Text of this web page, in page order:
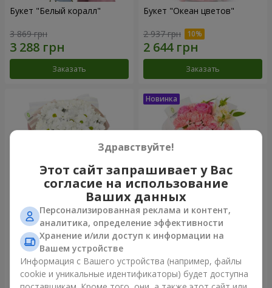
Букет "Белый коралл"
3 869 грн
Заказать
Букет "Океан цветов"
2 937 грн
Заказать
Букет "White happiness"
1 916 грн
Заказать
Букет "Розовый зефир"
Заказать
Здравствуйте!
Этот сайт запрашивает у Вас
согласие на использование
Ваших данных
Персонализированная реклама и контент,
аналитика, определение эффективности
Хранение и/или доступ к информации на
Вашем устройстве
Информация с Вашего устройства (например, файлы
cookie и уникальные идентификаторы) будет доступна